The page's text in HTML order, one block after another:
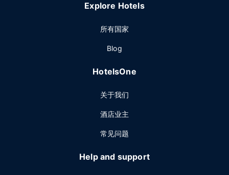
Explore Hotels
所有国家
Blog
HotelsOne
关于我们
酒店业主
常见问题
Help and support